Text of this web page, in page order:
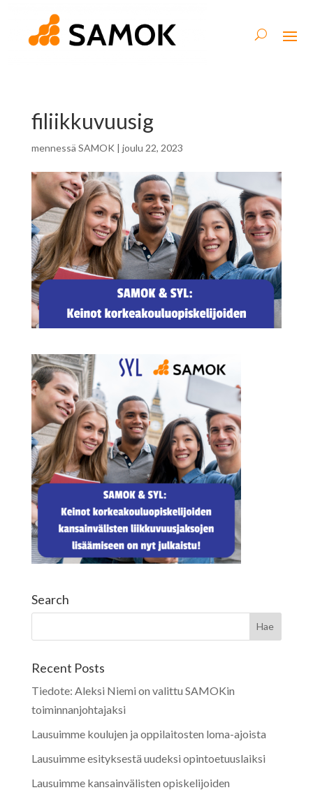
filiikkuvuusig
mennessä SAMOK | joulu 22, 2023
Search
Recent Posts
Tiedote: Aleksi Niemi on valittu SAMOKin
toiminnanjohtajaksi
Lausuimme koulujen ja oppilaitosten loma-ajoista
Lausuimme esityksestä uudeksi opintoetuuslaiksi
Lausuimme kansainvälisten opiskelijoiden